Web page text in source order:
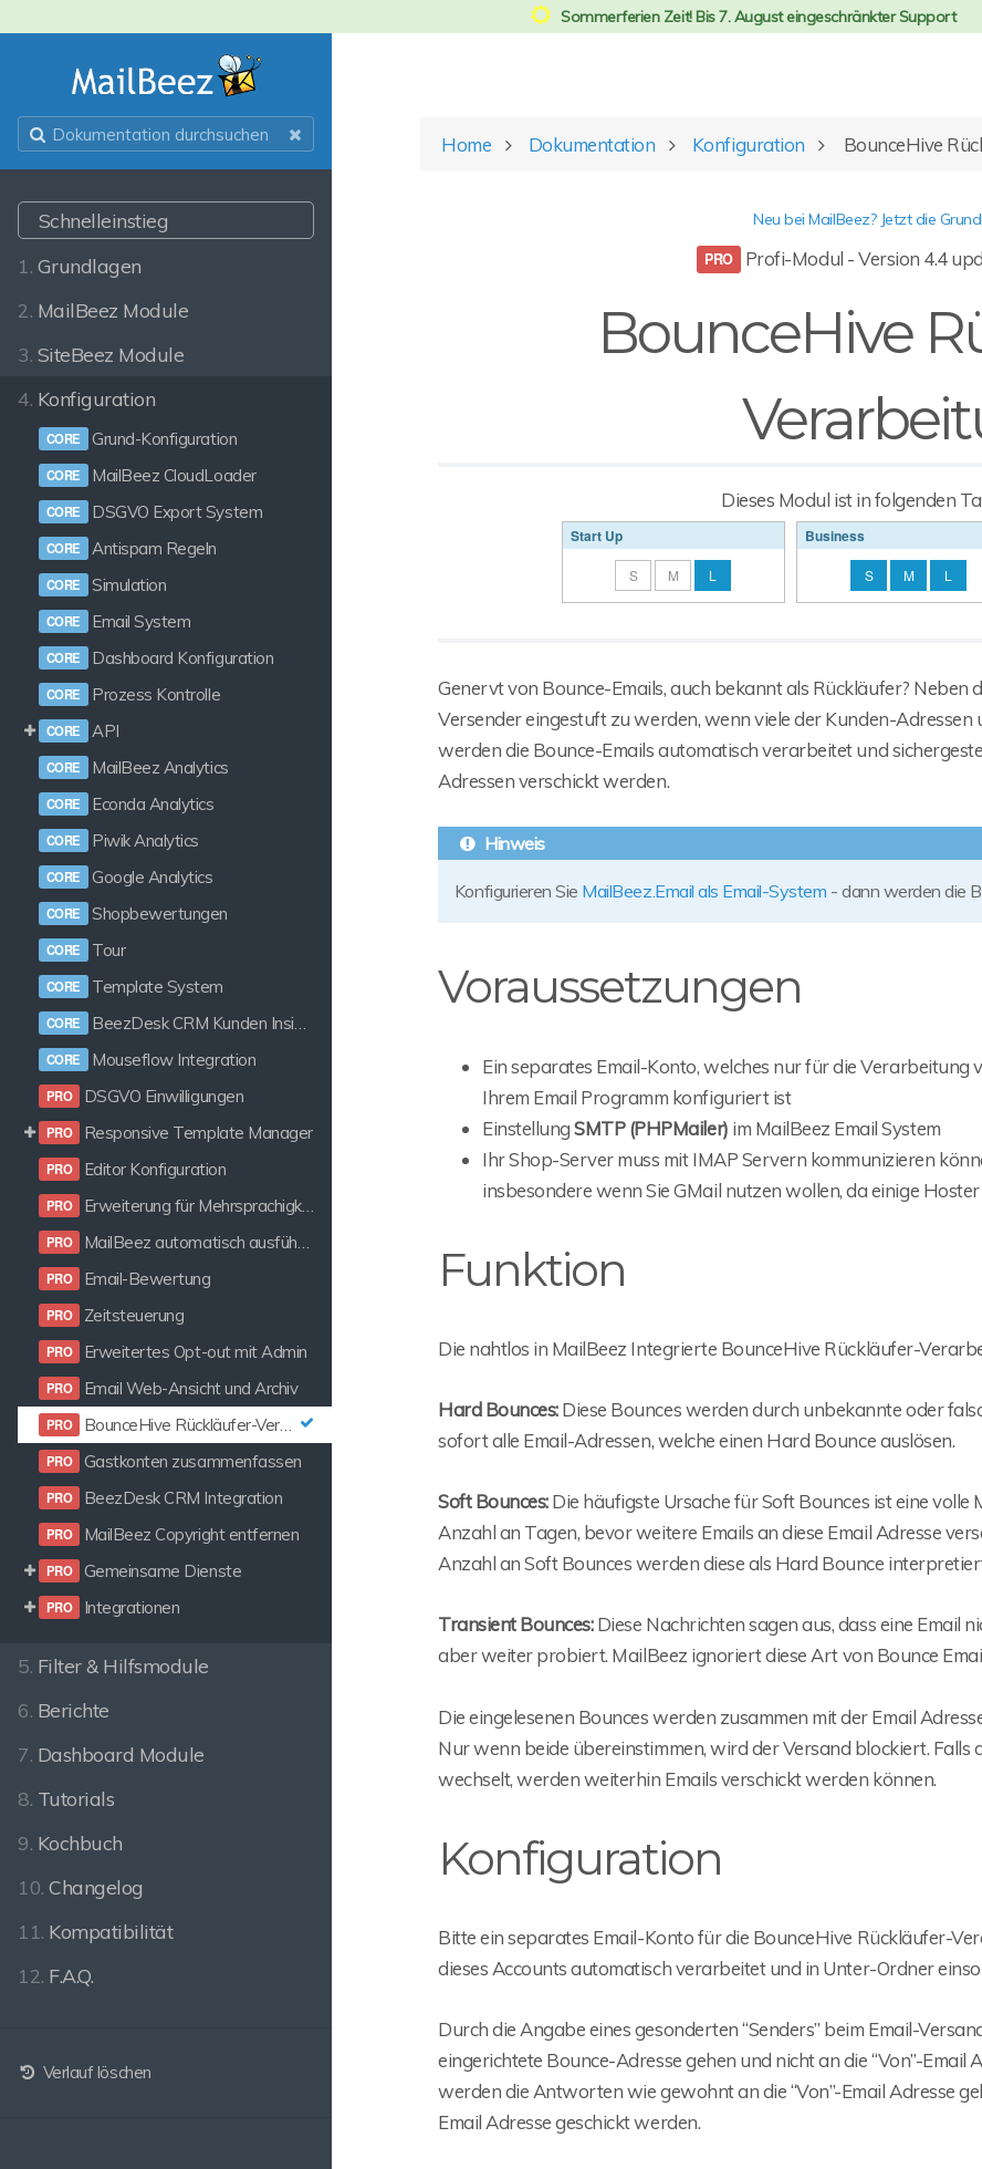
Schnelleinstieg
1. Grundlagen
2. MailBeez Module
3. SiteBeez Module
4. Konfiguration
Grund-Konfiguration
MailBeez CloudLoader
DSGVO Export System
Antispam Regeln
Simulation
Email System
Dashboard Konfiguration
Prozess Kontrolle
API
MailBeez Analytics
Econda Analytics
Piwik Analytics
Google Analytics
Shopbewertungen
Tour
Template System
BeezDesk CRM Kunden Insight
Mouseflow Integration
DSGVO Einwilligungen
Responsive Template Manager
Editor Konfiguration
Erweiterung für Mehrsprachigkeit
MailBeez automatisch ausführen
Email-Bewertung
Zeitsteuerung
Erweitertes Opt-out mit Admin
Email Web-Ansicht und Archiv
BounceHive Rückläufer-Verarbeitung
Gastkonten zusammenfassen
BeezDesk CRM Integration
MailBeez Copyright entfernen
Gemeinsame Dienste
Integrationen
5. Filter & Hilfsmodule
6. Berichte
7. Dashboard Module
8. Tutorials
9. Kochbuch
10.Changelog
11. Kompatibilität
12. F.A.Q.
Verlauf löschen
Home Dokumentation Konfiguration BounceHive
Neu bei MailBeez? Jetzt die
Profi-Modul - Version 4.4
BounceHive
Dieses Modul ist in folgenden
Start Up
S M L
Business
S M L
Genervt von Bounce-Emails, auch bekannt als Rückläufer?
Versender eingestuft zu werden, wenn viele der Kunden-
werden die Bounce-Emails automatisch verarbeitet und
Adressen verschickt werden.
Konfigurieren Sie MailBeez.Email als Email-System - dann werden die
Voraussetzungen
Ein separates Email-Konto, welches nur für die
Ihrem Email Programm konfiguriert ist
EinstellungSMTP (PHPMailer) im MailBeez Email System
Ihr Shop-Server muss mit IMAP Servern kommunizieren
insbesondere wenn Sie GMail nutzen wollen, da einige
Funktion
Die nahtlos in MailBeez Integrierte BounceHive Rückläufer-
Hard Bounces:Diese Bounces werden durch unbekannte oder
sofort alle Email-Adressen, welche einen Hard Bounce auslösen.
Soft Bounces:Die häufigste Ursache für Soft Bounces ist eine
Anzahl an Tagen, bevor weitere Emails an diese Email Adresse
Anzahl an Soft Bounces werden diese als Hard Bounce
Transient Bounces:Diese Nachrichten sagen aus, dass eine Email
aber weiter probiert. MailBeez ignoriert diese Art von Bounce
Die eingelesenen Bounces werden zusammen mit der Email
Nur wenn beide übereinstimmen, wird der Versand blockiert. Falls
wechselt, werden weiterhin Emails verschickt werden können.
Konfiguration
Bitte ein separates Email-Konto für die BounceHive Rückläufer-
dieses Accounts automatisch verarbeitet und in Unter-Ordner
Durch die Angabe eines gesonderten “Senders” beim Email-
eingerichtete Bounce-Adresse gehen und nicht an die “Von”-
werden die Antworten wie gewohnt an die “Von”-Email Adresse
Email Adresse geschickt werden.
Sommerferien Zeit! Bis 7. August eingeschränkter Support